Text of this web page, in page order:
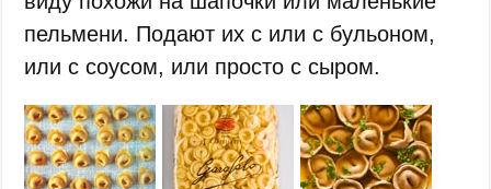
пельмени. Подают их с или с бульоном,
или с соусом, или просто с сыром.